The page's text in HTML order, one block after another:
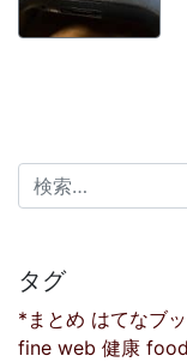
検索:
タグ
*まとめ はてなブ
fine web 健康 food